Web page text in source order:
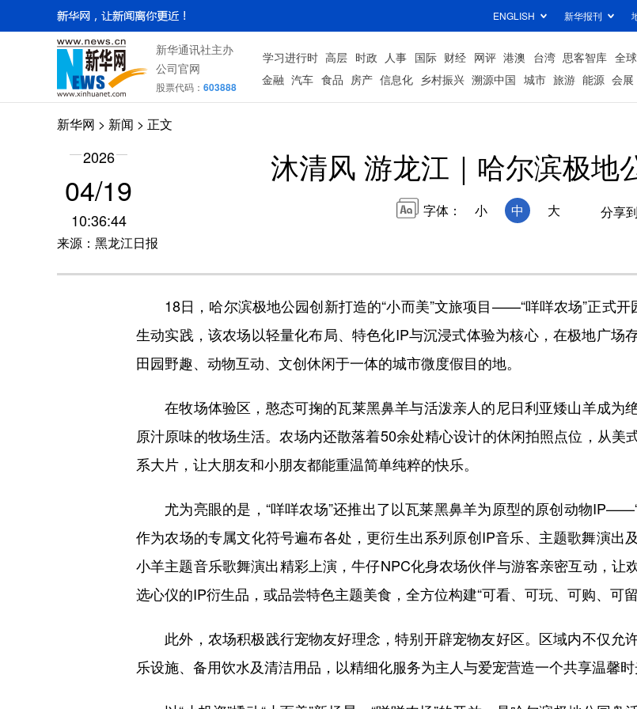
ENGLISH 新华报刊
新华通讯社主办
公司官网
股票代码： 603888
学习进行时 高层 时政 人事 国际 财经 网评 港澳 台湾 思客智库 全
金融 汽车 食品 房产 信息化 乡村振兴 溯源中国 城市 旅游 能源 会展
新华网 > 新闻 > 正文
2026
04/19
10:36:44
来源：黑龙江日报
沐清风 游龙江｜哈尔滨极地
字体： 小 中 大 分享
18日，哈尔滨极地公园创新打造的“小而美”文旅项目——“咩咩农场”正式开
生动实践，该农场以轻量化布局、特色化IP与沉浸式体验为核心，在极地广场
田园野趣、动物互动、文创休闲于一体的城市微度假目的地。
在牧场体验区，憨态可掬的瓦莱黑鼻羊与活泼亲人的尼日利亚矮山羊成为
原汁原味的牧场生活。农场内还散落着50余处精心设计的休闲拍照点位，从
系大片，让大朋友和小朋友都能重温简单纯粹的快乐。
尤为亮眼的是，“咩咩农场”还推出了以瓦莱黑鼻羊为原型的原创动物IP——“
作为农场的专属文化符号遍布各处，更衍生出系列原创IP音乐、主题歌舞演出
小羊主题音乐歌舞演出精彩上演，牛仔NPC化身农场伙伴与游客亲密互动，让
选心仪的IP衍生品，或品尝特色主题美食，全方位构建“可看、可玩、可购、可留
此外，农场积极践行宠物友好理念，特别开辟宠物友好区。区域内不仅允
乐设施、备用饮水及清洁用品，以精细化服务为主人与爱宠营造一个共享温馨时